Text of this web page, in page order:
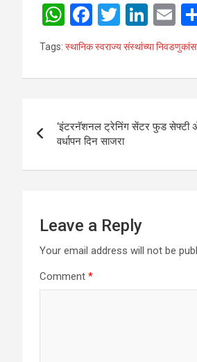
W
at
s
p
p
F
ce
b
o
k
T
wi
tt
er
Li
n
ke
dI
E
m
ail
Tags: स्थानिक स्वराज्य संस्थांच्या
navigation
‘इंटरनॅशनल ट्रेनिंग सेंटर फुड सेफ्टी
वर्धापन दिन साजरा
Leave a Reply
Your email address will not be
Comment *